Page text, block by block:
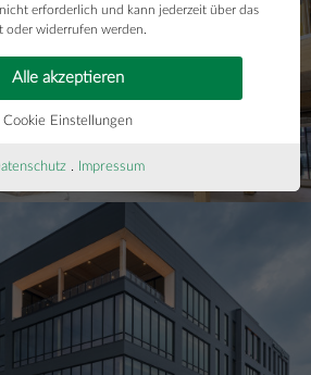
& AMR Hub
erforderlich und kann jederzeit über das
widerrufen werden.
Cookie Einstellungen
Alle akzeptieren
Impressum